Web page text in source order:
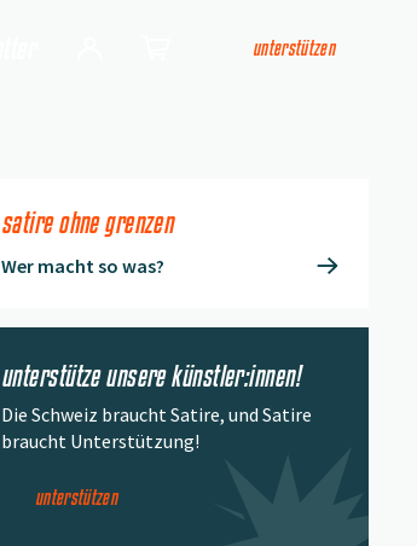
unterstützen
satire ohne grenzen
Wer macht so was?
unterstütze unsere künstler:innen!
Die Schweiz braucht Satire, und Satire
braucht Unterstützung!
unterstützen